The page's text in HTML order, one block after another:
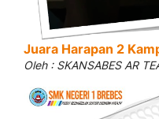
Juara Harapan 2
Oleh : SKANSABES AR